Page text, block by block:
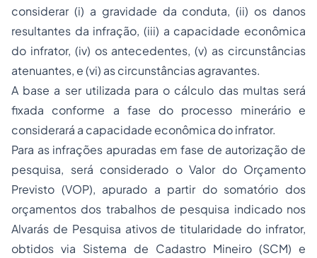
considerar (i) a gravidade da conduta, (ii) os danos
resultantes da infração, (iii) a capacidade econômica
do infrator, (iv) os antecedentes, (v) as circunstâncias
atenuantes, e (vi) as circunstâncias agravantes.
A base a ser utilizada para o cálculo das multas será
fixada conforme a fase do processo minerário e
considerará a capacidade econômica do infrator.
Para as infrações apuradas em fase de autorização de
pesquisa, será considerado o Valor do Orçamento
Previsto (VOP), apurado a partir do somatório dos
orçamentos dos trabalhos de pesquisa indicado nos
Alvarás de Pesquisa ativos de titularidade do infrator,
obtidos via Sistema de Cadastro Mineiro (SCM) e